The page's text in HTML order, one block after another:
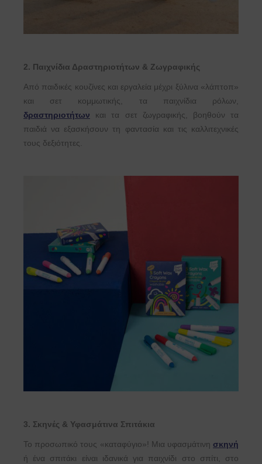
2. Παιχνίδια Δραστηριοτήτων & Ζωγραφικής
Από παιδικές κουζίνες και εργαλεία μέχρι ξύλινα «λάπτοπ»
και σετ κομμωτικής, τα παιχνίδια ρόλων,
δραστηριοτήτων και τα σετ ζωγραφικής, βοηθούν τα
παιδιά να εξασκήσουν τη φαντασία και τις καλλιτεχνικές
τους δεξιότητες.
3. Σκηνές & Υφασμάτινα Σπιτάκια
Το προσωπικό τους «καταφύγιο»! Μια υφασμάτινη σκηνή
ή ένα σπιτάκι είναι ιδανικά για παιχνίδι στο σπίτι, στο